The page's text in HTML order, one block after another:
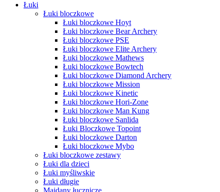
Łuki
Łuki bloczkowe
Łuki bloczkowe Hoyt
Łuki bloczkowe Bear Archery
Łuki bloczkowe PSE
Łuki bloczkowe Elite Archery
Łuki bloczkowe Mathews
Łuki bloczkowe Bowtech
Łuki bloczkowe Diamond Archery
Łuki bloczkowe Mission
Łuki bloczkowe Kinetic
Łuki bloczkowe Hori-Zone
Łuki bloczkowe Man Kung
Łuki bloczkowe Sanlida
Łuki Bloczkowe Topoint
Łuki bloczkowe Darton
Łuki bloczkowe Mybo
Łuki bloczkowe zestawy
Łuki dla dzieci
Łuki myśliwskie
Łuki długie
Majdany łucznicze